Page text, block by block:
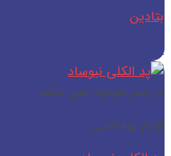
تولیدات
بتادین
اطلاعات بیشتر
در انبار موجود نمی باشد
لوازم بهداشتی